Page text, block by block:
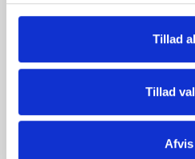
Tillad
Tillad
Afvis
Ved højtider og ferie kan
POPULÆRE
A2